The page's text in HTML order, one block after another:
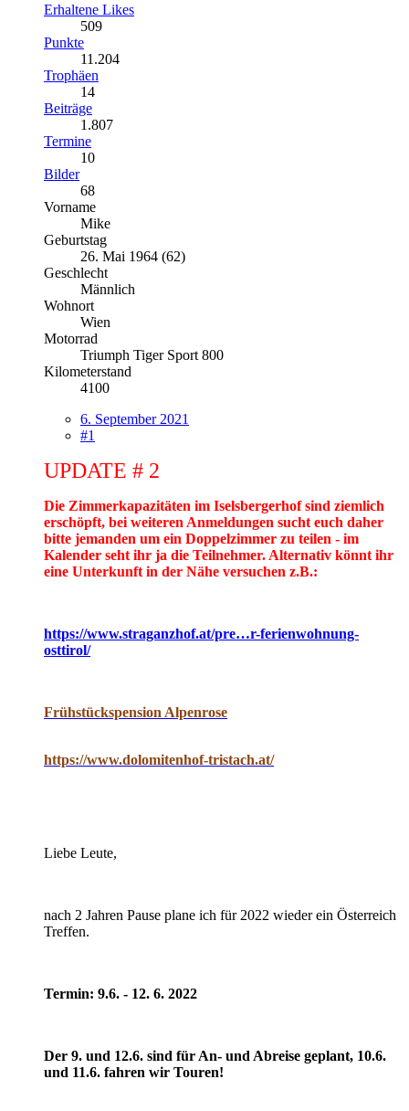
Erhaltene Likes
509
Punkte
11.204
Trophäen
14
Beiträge
1.807
Termine
10
Bilder
68
Vorname
Mike
Geburtstag
26. Mai 1964 (62)
Geschlecht
Männlich
Wohnort
Wien
Motorrad
Triumph Tiger Sport 800
Kilometerstand
4100
6. September 2021
#1
UPDATE # 2
Die Zimmerkapazitäten im Iselsbergerhof sind ziemlich
erschöpft, bei weiteren Anmeldungen sucht euch daher
bitte jemanden um ein Doppelzimmer zu teilen - im
Kalender seht ihr ja die Teilnehmer. Alternativ könnt ihr
eine Unterkunft in der Nähe versuchen z.B.:
https://www.straganzhof.at/pre…r-ferienwohnung-
osttirol/
Frühstückspension Alpenrose
https://www.dolomitenhof-tristach.at/
Liebe Leute,
nach 2 Jahren Pause plane ich für 2022 wieder ein Österreich
Treffen.
Termin: 9.6. - 12. 6. 2022
Der 9. und 12.6. sind für An- und Abreise geplant, 10.6.
und 11.6. fahren wir Touren!